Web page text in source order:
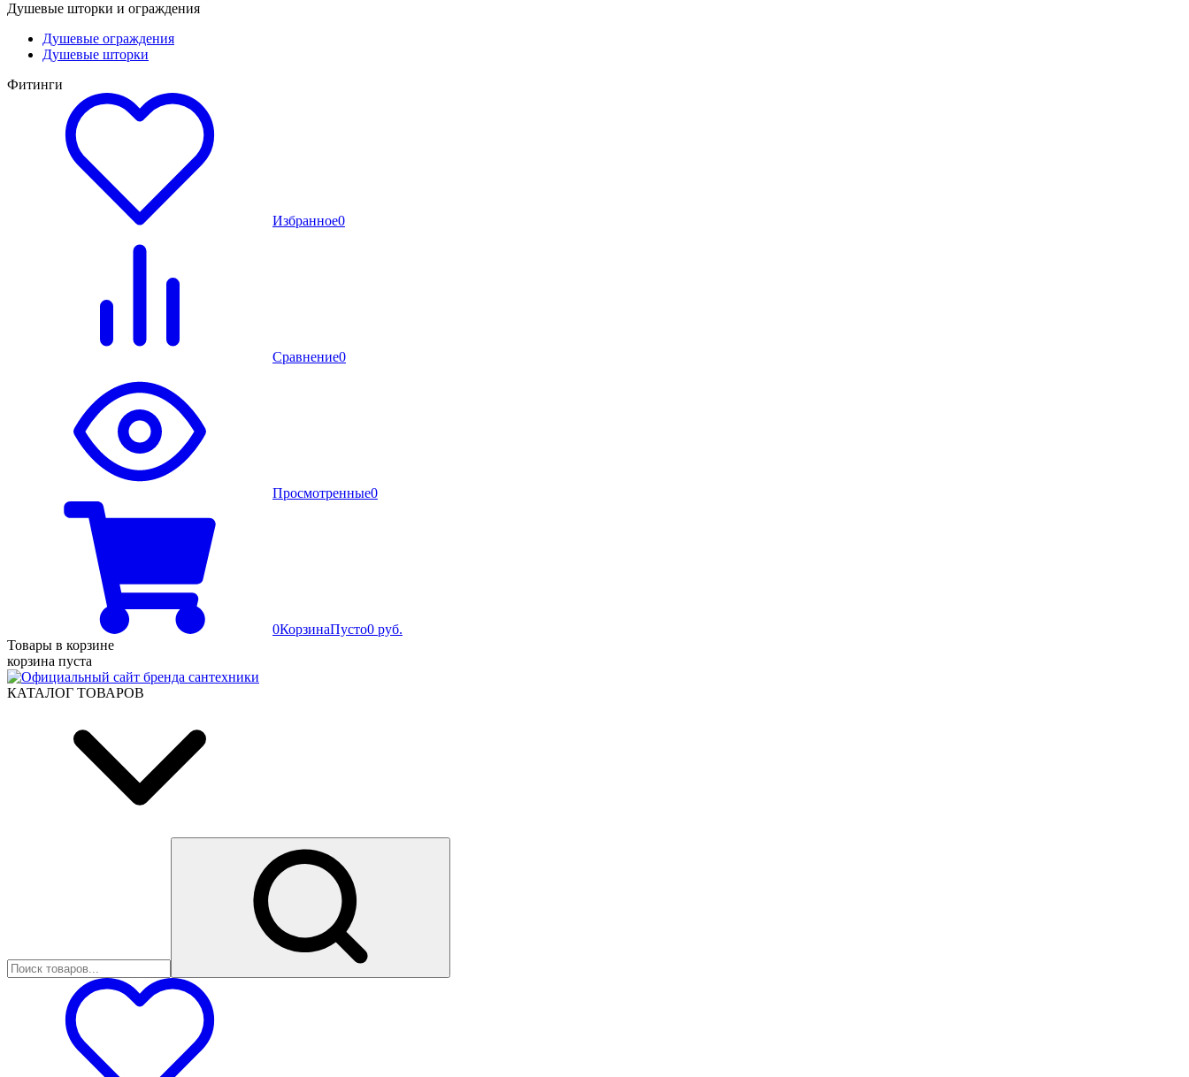
Душевые шторки и ограждения
Душевые ограждения
Душевые шторки
Фитинги
Избранное0
Сравнение0
Просмотренные0
0КорзинаПусто0 руб.
Товары в корзине
корзина пуста
КАТАЛОГ ТОВАРОВ